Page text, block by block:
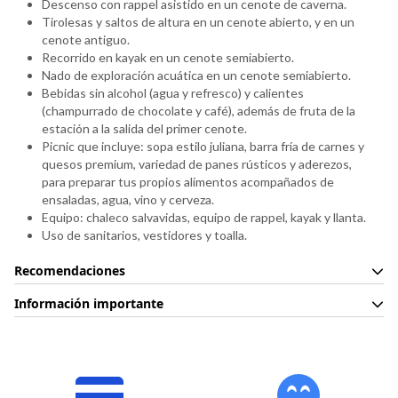
Descenso con rappel asistido en un cenote de caverna.
Tirolesas y saltos de altura en un cenote abierto, y en un
cenote antiguo.
Recorrido en kayak en un cenote semiabierto.
Nado de exploración acuática en un cenote semiabierto.
Bebidas sin alcohol (agua y refresco) y calientes
(champurrado de chocolate y café), además de fruta de la
estación a la salida del primer cenote.
Picnic que incluye: sopa estilo juliana, barra fría de carnes y
quesos premium, variedad de panes rústicos y aderezos,
para preparar tus propios alimentos acompañados de
ensaladas, agua, vino y cerveza.
Equipo: chaleco salvavidas, equipo de rappel, kayak y llanta.
Uso de sanitarios, vestidores y toalla.
Recomendaciones
y una muda extra.
transportación.
Información importante
acompañados por un familiar o amigo que los asista en todo